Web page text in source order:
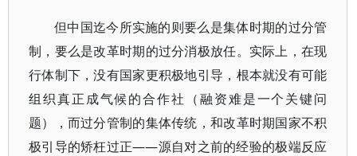
但中国迄今所实施的则要么是集体时期的过分管
制，要么是改革时期的过分消极放任。实际上，在现
行体制下，没有国家更积极地引导，根本就没有可能
组织真正成气候的合作社（融资难是一个关键问
题），而过分管制的集体传统，和改革时期国家不积
极引导的矫枉过正——源自对之前的经验的极端反应